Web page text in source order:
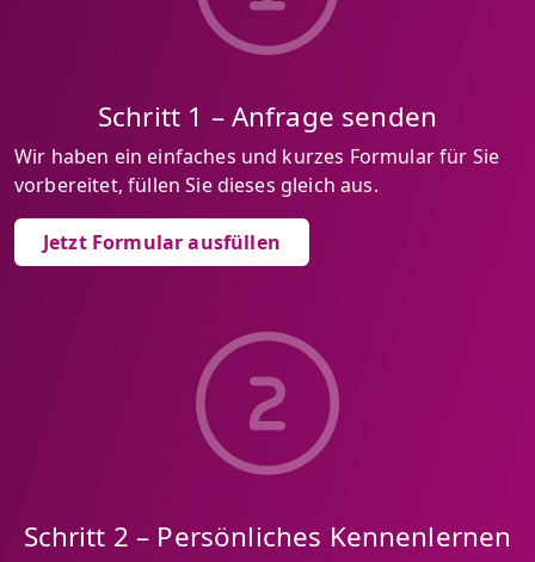
Schritt 1 – Anfrage senden
Wir haben ein einfaches und kurzes Formular für Sie
vorbereitet, füllen Sie dieses gleich aus.
Jetzt Formular ausfüllen
Schritt 2 – Persönliches Kennenlernen